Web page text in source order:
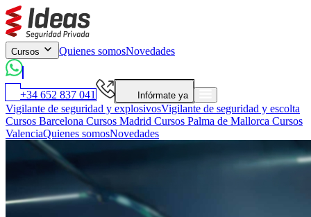
Cursos Quienes somosNovedades
+34 652 837 041 Infórmate ya
Vigilante de seguridad y explosivosVigilante de seguridad y escolta
Cursos Barcelona Cursos Madrid Cursos Palma de Mallorca Cursos
ValenciaQuienes somosNovedades